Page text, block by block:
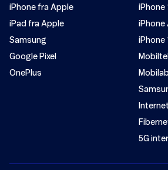
iPhone fra Apple
iPad fra Apple
Samsung
Google Pixel
OnePlus
iPhone
iPhone
iPhone
5G